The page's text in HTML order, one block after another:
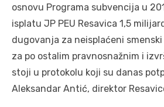
osnovu Programa subvencija u
isplatu JP PEU Resavica 1,5
dugovanja za neisplaćeni
za po ostalim pravnosnažnim i
stoji u protokolu koji su danas
Aleksandar Antić, direktor